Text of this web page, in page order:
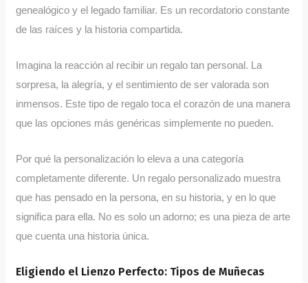
genealógico y el legado familiar. Es un recordatorio constante
de las raíces y la historia compartida.
Imagina la reacción al recibir un regalo tan personal. La
sorpresa, la alegría, y el sentimiento de ser valorada son
inmensos. Este tipo de regalo toca el corazón de una manera
que las opciones más genéricas simplemente no pueden.
Por qué la personalización lo eleva a una categoría
completamente diferente. Un regalo personalizado muestra
que has pensado en la persona, en su historia, y en lo que
significa para ella. No es solo un adorno; es una pieza de arte
que cuenta una historia única.
Eligiendo el Lienzo Perfecto: Tipos de Muñecas